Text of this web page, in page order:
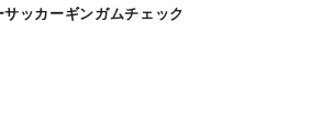
ッカーギンガムチェック